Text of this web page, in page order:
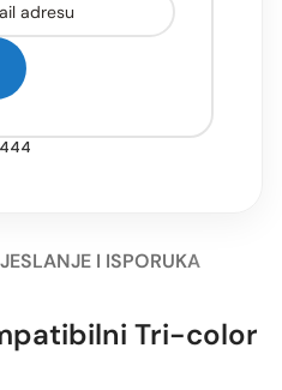
SLANJE I ISPORUKA
Tri-color